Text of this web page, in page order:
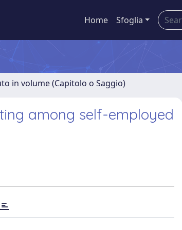
Home Sfoglia
in volume (Capitolo o Saggio)
among self-employed